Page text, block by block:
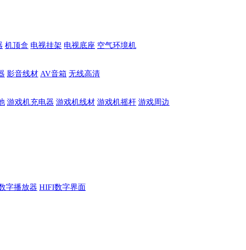
机顶盒 电视挂架 电视底座 空气环境机
影音线材 AV音箱 无线高清
游戏机充电器 游戏机线材 游戏机摇杆 游戏周边
字播放器 HIFI数字界面